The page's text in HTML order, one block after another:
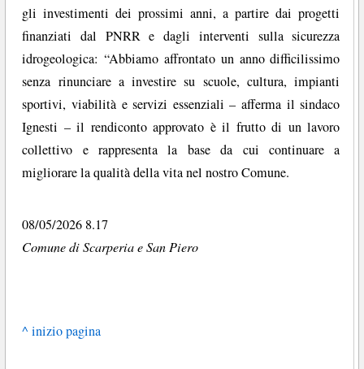
gli investimenti dei prossimi anni, a partire dai progetti
finanziati dal PNRR e dagli interventi sulla sicurezza
idrogeologica: “Abbiamo affrontato un anno difficilissimo
senza rinunciare a investire su scuole, cultura, impianti
sportivi, viabilità e servizi essenziali – afferma il sindaco
Ignesti – il rendiconto approvato è il frutto di un lavoro
collettivo e rappresenta la base da cui continuare a
migliorare la qualità della vita nel nostro Comune.
08/05/2026 8.17
Comune di Scarperia e San Piero
^ inizio pagina